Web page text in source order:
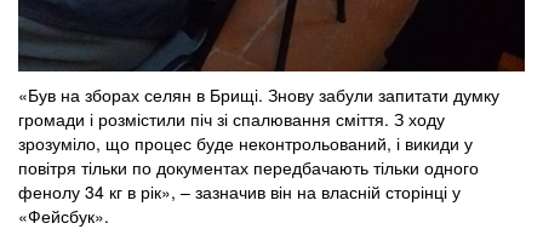
«Був на зборах селян в Брищі. Знову забули запитати думку
громади і розмістили піч зі спалювання сміття. З ходу
зрозуміло, що процес буде неконтрольований, і викиди у
повітря тільки по документах передбачають тільки одного
фенолу 34 кг в рік», – зазначив він на власній сторінці у
«Фейсбук».